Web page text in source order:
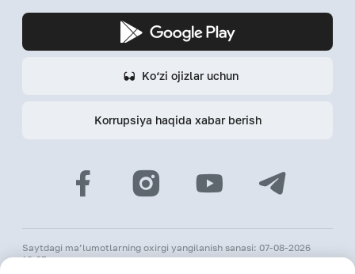
Ko‘zi ojizlar uchun
Korrupsiya haqida xabar berish
Saytdagi ma’lumotlarning oxirgi yangilanish sanasi: 07-08-2026
18:05